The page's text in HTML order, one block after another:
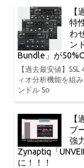
【
特
わ
ン
Bundle」が
【過去最安値】
ィオ分析機能を組
ンドル So
ブ
強
Zynaptiq「
に！！！